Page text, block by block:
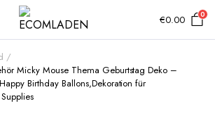
€0.00 0
Micky Mouse Thema Geburtstag Deko –
Birthday Ballons,Dekoration für